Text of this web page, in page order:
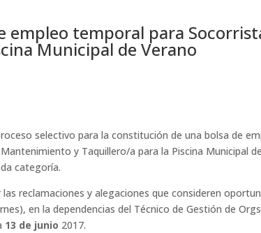
empleo temporal para
Municipal de Verano
selectivo para la constitución de una bolsa de
y Taquillero/a para la Piscina Municipal
categoría.
reclamaciones y alegaciones que consideren
en la dependencias del Técnico de Gestión de
13 de junio 2017.